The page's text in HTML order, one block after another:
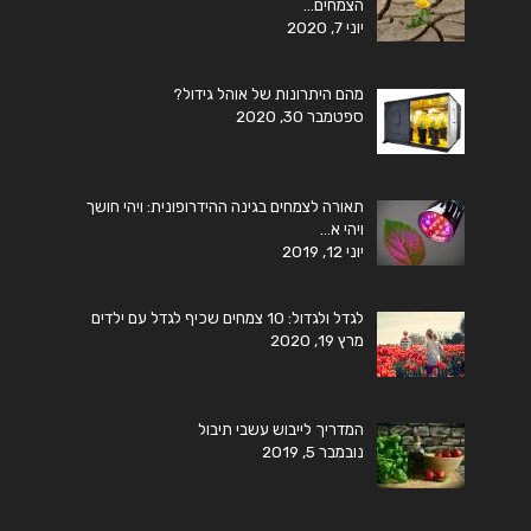
הצמחים…
יוני 7, 2020
מהם היתרונות של אוהל גידול?
ספטמבר 30, 2020
תאורה לצמחים בגינה ההידרופונית: ויהי חושך
ויהי א…
יוני 12, 2019
לגדל ולגדול: 10 צמחים שכיף לגדל עם ילדים
מרץ 19, 2020
המדריך לייבוש עשבי תיבול
נובמבר 5, 2019